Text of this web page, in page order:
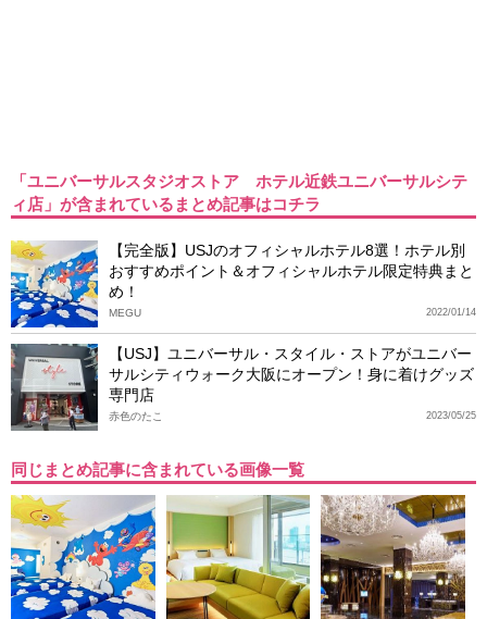
「ユニバーサルスタジオストア ホテル近鉄ユニバーサルシテ
ィ店」が含まれているまとめ記事はコチラ
【完全版】USJのオフィシャルホテル8選！ホテル別
おすすめポイント＆オフィシャルホテル限定特典まと
め！
2022/01/14
MEGU
【USJ】ユニバーサル・スタイル・ストアがユニバー
サルシティウォーク大阪にオープン！身に着けグッズ
専門店
2023/05/25
赤色のたこ
同じまとめ記事に含まれている画像一覧